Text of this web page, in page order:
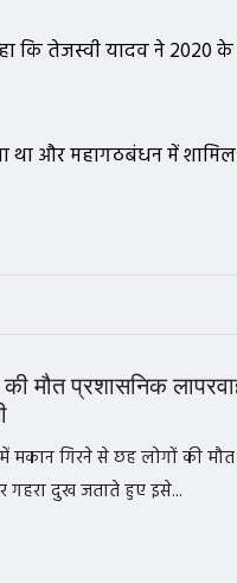
कि तेजस्वी यादव ने 2020
और महागठबंधन में
मौत प्रशासनिक
गिरने से छह लोगों की मौत
दुख जताते हुए इसे...